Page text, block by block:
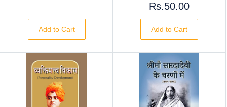
Add to Cart
Rs.50.00
Add to Cart